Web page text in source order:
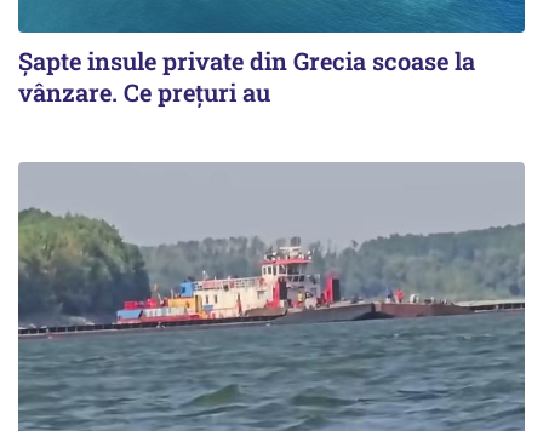
Șapte insule private din Grecia scoase la
vânzare. Ce prețuri au